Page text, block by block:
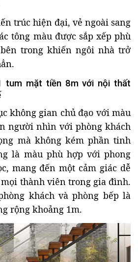
trúc hiện đại, vẻ ngoài sang
tông màu được sắp xếp phù
trong khiến ngôi nhà trở
tum mặt tiền 8m với nội thất
không gian chủ đạo với màu
người nhìn với phòng khách
mà không kém phần tinh
là màu phù hợp với phong
mang đến một cảm giác dễ
thành viên trong gia đình.
khách và phòng bếp là
rộng khoảng 1m.